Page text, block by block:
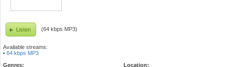
Listen (64 kbps MP3)
Available streams:
• 64 kbps MP3
Genres:
Location: